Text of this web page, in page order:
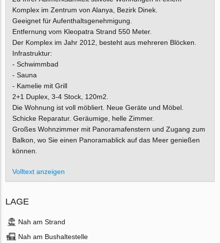
Komplex im Zentrum von Alanya, Bezirk Dinek.
Geeignet für Aufenthaltsgenehmigung.
Entfernung vom Kleopatra Strand 550 Meter.
Der Komplex im Jahr 2012, besteht aus mehreren Blöcken.
Infrastruktur:
- Schwimmbad
- Sauna
- Kamelie mit Grill
2+1 Duplex, 3-4 Stock, 120m2.
Die Wohnung ist voll möbliert. Neue Geräte und Möbel.
Schicke Reparatur. Geräumige, helle Zimmer.
Großes Wohnzimmer mit Panoramafenstern und Zugang zum
Balkon, wo Sie einen Panoramablick auf das Meer genießen
können.
Volltext anzeigen
LAGE
Nah am Strand
Nah am Bushaltestelle